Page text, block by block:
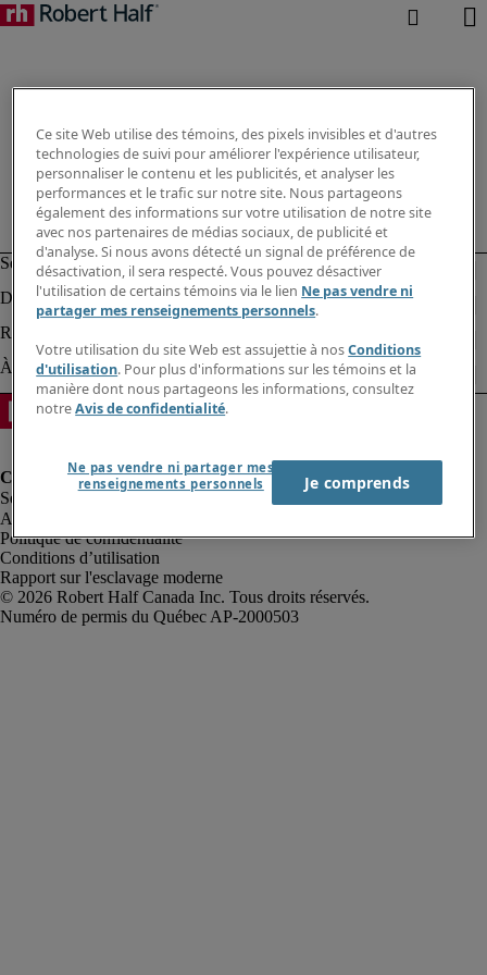
Alerte à la fraude
Politique de confidentialité
Conditions d’utilisation
Rapport sur l'esclavage moderne
Robert Half Canada Inc. Tous droits réservés.
Ce site Web utilise des témoins, des pixels invisibles et d'autres
technologies de suivi pour améliorer l'expérience utilisateur,
personnaliser le contenu et les publicités, et analyser les
performances et le trafic sur notre site. Nous partageons
également des informations sur votre utilisation de notre site
avec nos partenaires de médias sociaux, de publicité et
d'analyse. Si nous avons détecté un signal de préférence de
désactivation, il sera respecté. Vous pouvez désactiver
l'utilisation de certains témoins via le lien Ne pas vendre ni
partager mes renseignements personnels.
Votre utilisation du site Web est assujettie à nosConditions
d'utilisation. Pour plus d'informations sur les témoins et la
manière dont nous partageons les informations, consultez
notreAvis de confidentialité.
Ne pas vendre ni partager mes
renseignements personnels
Je comprends